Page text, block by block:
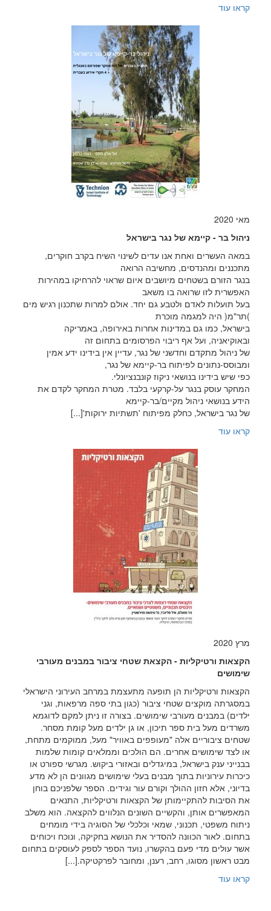
קראו עוד
מאי 2020
ניהול בר - קיימא של נגר בישראל
במאה העשרים ואחת אנו עדים לשינוי השיח בקרב חוקרים,
מתכננים ומהנדסים, מחשיבה הרואה
בנגר הזורם בשטחים מיושבים איום שראוי להרחיקו במהירות
האפשרית לזו שרואה בו משאב
בעל תועלות לאדם ולטבע גם יחד. אולם למרות שתכנון רגיש מים
)תר"מ( היה למגמה מוכרת
בישראל, כמו גם במדינות אחרות באירופה, באמריקה
ובאוקיאניה, ועל אף ריבוי הפרסומים בתחום זה
של ניהול מתקדם וחדשני של נגר, עדיין אין בידינו ידע אמין
ומבוסס-נתונים לפיתוח בר-קיימא של נגר,
כפי שיש בידינו בנושאי ניקוז קונבנציונלי.
המחקר עוסק בנגר על-קרקעי בלבד. מטרת המחקר לקדם את
הידע בנושאי ניהול מקיים/בר-קיימא
של נגר בישראל, כחלק מפיתוח 'תשתיות ירוקות'[...]
קראו עוד
מרץ 2020
הקצאות ורטיקליות - הקצאת שטחי ציבור במבנים מעורבי
שימושים
הקצאות ורטיקליות הן תופעה מתעצמת במרחב העירוני הישראלי
במסגרתה מוקצים שטחי ציבור (כגון בתי ספה מרפאות, וגני
ילדים) במבנים מעורבי שימושים. בצורה זו ניתן למקם לדוגמא
משרדים מעל בית ספר תיכון, או גן ילדים מעל קומת מסחר.
שטחים ציבוריים אלה "מעופפים באוויר" מעל, ממוקמים מתחת,
או לצד שימושים אחרים. הם הולכים וממלאים קומות שלמות
בבנייני ענק בישראל, במיגדלים ובאזורי ביקוש. מגרשי ספורט או
כיכרות עירוניות בתוך מבנים בעלי שימושים מגוונים הן לא מדע
בדיוני, אלא חזון ההולך וקורם עור וגידים. הספר שלפניכם בוחן
את הסיבות להתקיימותן של הקצאות ורטיקליות, התנאים
המאפשרים אותן, והקשיים השונים הנלווים להקצאה. הוא משלב
ניתוח משפטי, תכנוני, שמאי וכלכלי של הסוגיה בידי מומחים
בתחום. לאור הכוונה להסדיר את הנושא בחקיקה, ונוכח ויכוחים
אשר עולים מדי פעם בהקשרו, נועד הספר לספק לעוסקים בתחום
מבט ראשון מסוגו, רחב, רענן, ומחובר לפרקטיקה.[...]
קראו עוד